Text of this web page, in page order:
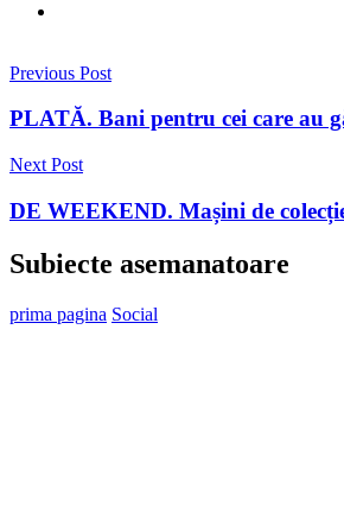
Previous Post
PLATĂ. Bani pentru cei care au
Next Post
DE WEEKEND. Mașini de
Subiecte asemanatoare
prima pagina Social